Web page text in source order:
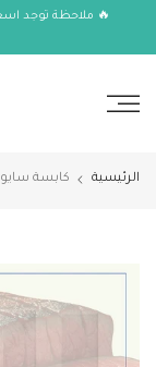
الانتقال🔥 ملاحظة توجد
الرئيسية كابسة